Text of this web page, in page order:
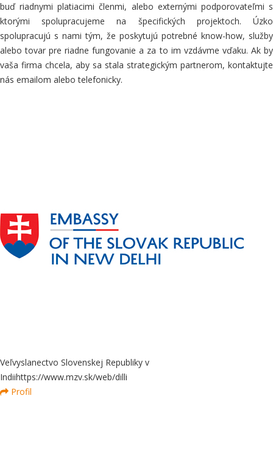
buď riadnymi platiacimi členmi, alebo externými podporovateľmi s
ktorými spolupracujeme na špecifických projektoch. Úzko
spolupracujú s namitým, že poskytujú potrebné know-how, služby
alebo tovar pre riadne fungovanie a za to im vzdávme vďaku. Ak by
vaša firma chcela, aby sa stala strategickým partnerom, kontaktujte
nás emailom alebotelefonicky.
Veľvyslanectvo Slovenskej Republiky v
Indiihttps://www.mzv.sk/web/dilli
Profil